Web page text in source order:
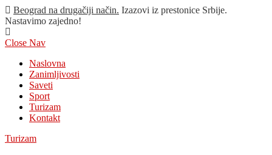
Beograd na drugačiji način. Izazovi iz prestonice Srbije.
Nastavimo zajedno!
Close Nav
Naslovna
Zanimljivosti
Saveti
Sport
Turizam
Kontakt
Turizam